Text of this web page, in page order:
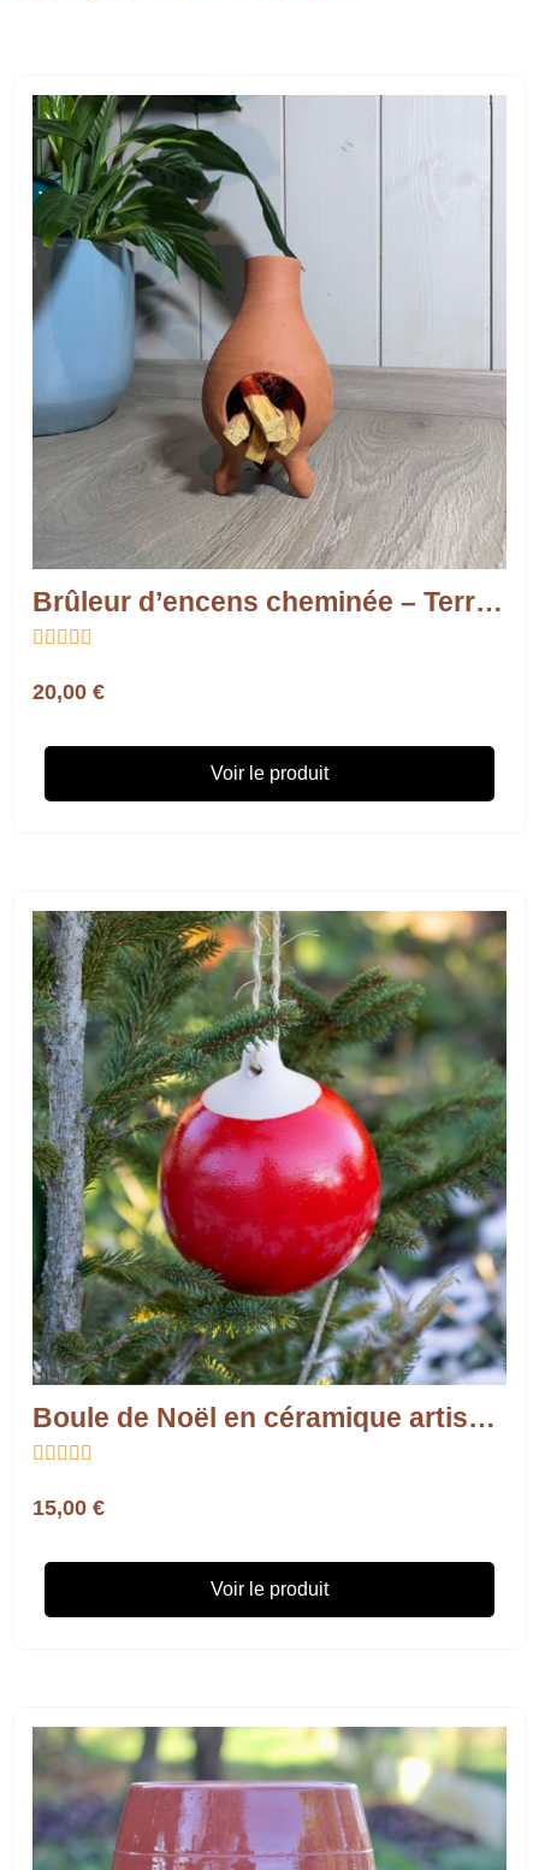
Brûleur d’encens cheminée – Terre cuite artisanale
    
20,00 €
Voir le produit
Boule de Noël en céramique artisanale – Fabrication française
    
15,00 €
Voir le produit